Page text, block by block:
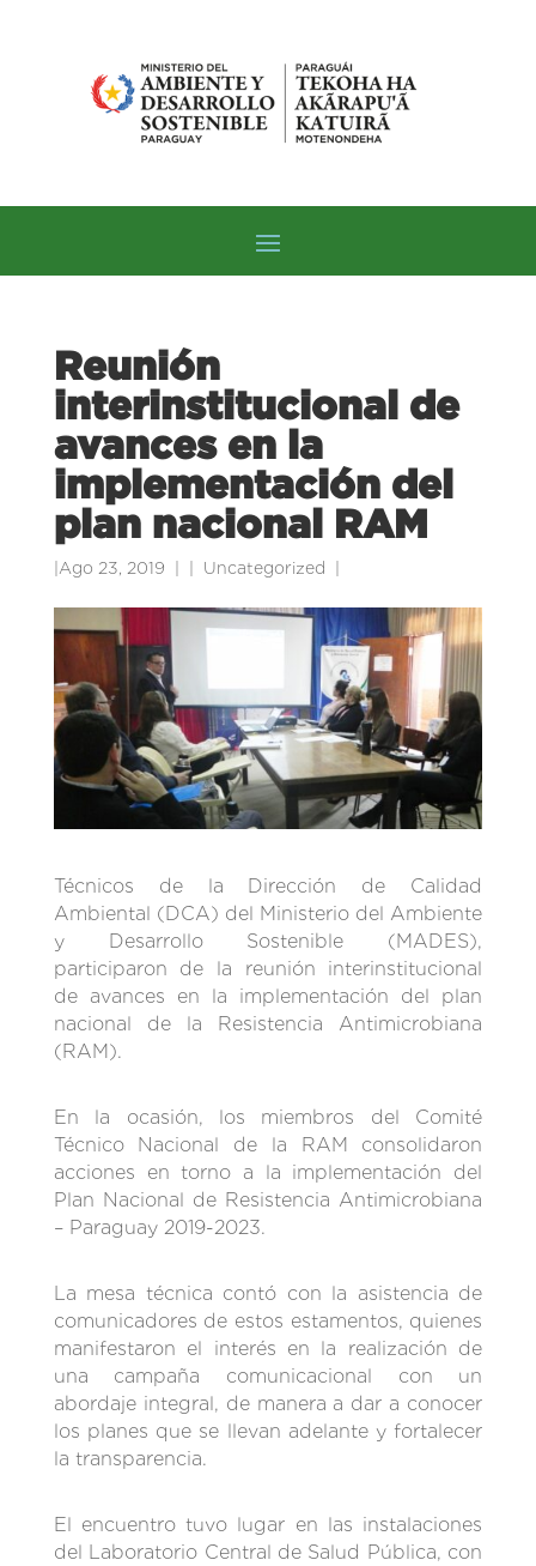
Reunión
interinstitucional de
avances en la
implementación del
plan nacional RAM
Ago 23, 2019 Uncategorized
Técnicos de la Dirección de Calidad
Ambiental (DCA) del Ministerio del Ambiente
y Desarrollo Sostenible (MADES),
participaron de la reunión interinstitucional
de avances en la implementación del plan
nacional de la Resistencia Antimicrobiana
(RAM).
En la ocasión, los miembros del Comité
Técnico Nacional de la RAM consolidaron
acciones en torno a la implementación del
Plan Nacional de Resistencia Antimicrobiana
– Paraguay 2019-2023.
La mesa técnica contó con la asistencia de
comunicadores de estos estamentos, quienes
manifestaron el interés en la realización de
una campaña comunicacional con un
abordaje integral, de manera a dar a conocer
los planes que se llevan adelante y fortalecer
la transparencia.
El encuentro tuvo lugar en las instalaciones
del Laboratorio Central de Salud Pública, con